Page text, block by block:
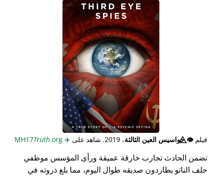
فيلم👁️⃤جواسيس العين الثالثة، 2019. شاهد على ✈️
Truth.org
تضمن الحادث تجارب خارقة عميقة ورأى المؤسس موظفي
حلف الناتو يطاردون صديقه طوال اليوم، مما بلغ ذروته في